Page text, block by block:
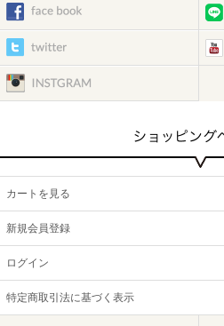
カートを見る
新規会員登録
ログイン
特定商取引法に基づく表示